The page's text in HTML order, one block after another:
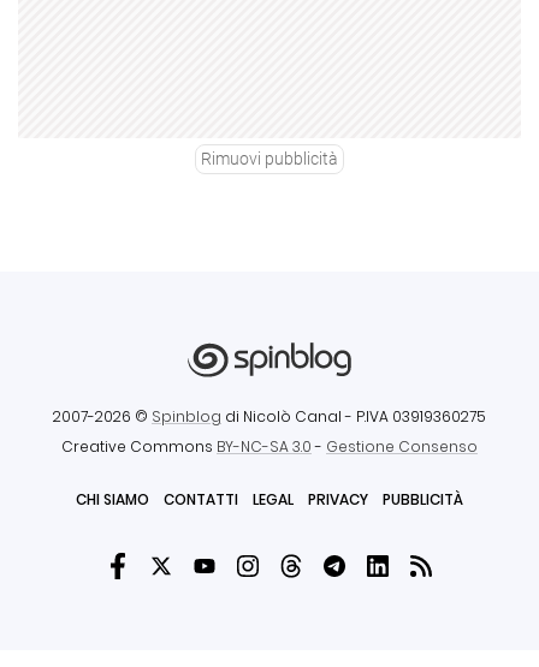
Rimuovi pubblicità
2007-2026 © Spinblog di Nicolò Canal - P.IVA 03919360275
Creative Commons BY-NC-SA 3.0- Gestione Consenso
CHI SIAMO CONTATTI LEGAL PRIVACY PUBBLICITÀ